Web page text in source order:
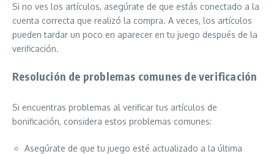
Si no ves los artículos, asegúrate de que estás conectado a la
cuenta correcta que realizó la compra. A veces, los artículos
pueden tardar un poco en aparecer en tu juego después de la
verificación.
Resolución de problemas comunes de verificación
Si encuentras problemas al verificar tus artículos de
bonificación, considera estos problemas comunes:
Asegúrate de que tu juego esté actualizado a la última